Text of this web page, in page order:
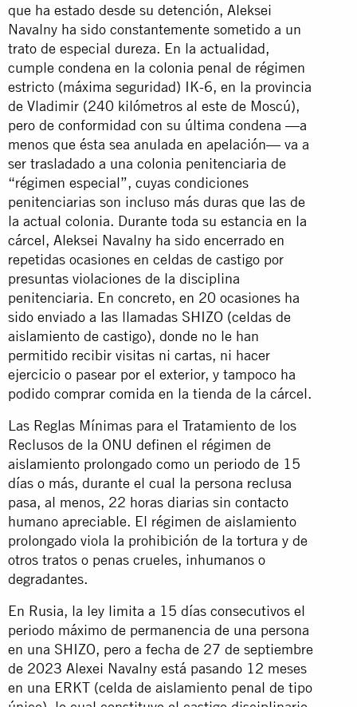
que ha estado desde su detención, Aleksei
Navalny ha sido constantemente sometido a un
trato de especial dureza. En la actualidad,
cumple condena en la colonia penal de régimen
estricto (máxima seguridad) IK-6, en la provincia
de Vladimir (240 kilómetros al este de Moscú),
pero de conformidad con su última condena —a
menos que ésta sea anulada en apelación— va a
ser trasladado a una colonia penitenciaria de
“régimen especial”, cuyas condiciones
penitenciarias son incluso más duras que las de
la actual colonia. Durante toda su estancia en la
cárcel, Aleksei Navalny ha sido encerrado en
repetidas ocasiones en celdas de castigo por
presuntas violaciones de la disciplina
penitenciaria. En concreto, en 20 ocasiones ha
sido enviado a las llamadas SHIZO (celdas de
aislamiento de castigo), donde no le han
permitido recibir visitas ni cartas, ni hacer
ejercicio o pasear por el exterior, y tampoco ha
podido comprar comida en la tienda de la cárcel.
Las Reglas Mínimas para el Tratamiento de los
Reclusos de la ONU definen el régimen de
aislamiento prolongado como un periodo de 15
días o más, durante el cual la persona reclusa
pasa, al menos, 22 horas diarias sin contacto
humano apreciable. El régimen de aislamiento
prolongado viola la prohibición de la tortura y de
otros tratos o penas crueles, inhumanos o
degradantes.
En Rusia, la ley limita a 15 días consecutivos el
periodo máximo de permanencia de una persona
en una SHIZO, pero a fecha de 27 de septiembre
de 2023 Alexei Navalny está pasando 12 meses
en una ERKT (celda de aislamiento penal de tipo